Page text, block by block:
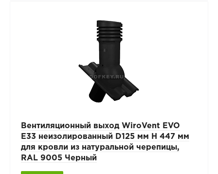
Вентиляционный выход WiroVent EVO
E33 неизолированный D125 мм Н 447 мм
для кровли из натуральной черепицы,
RAL 9005 Черный